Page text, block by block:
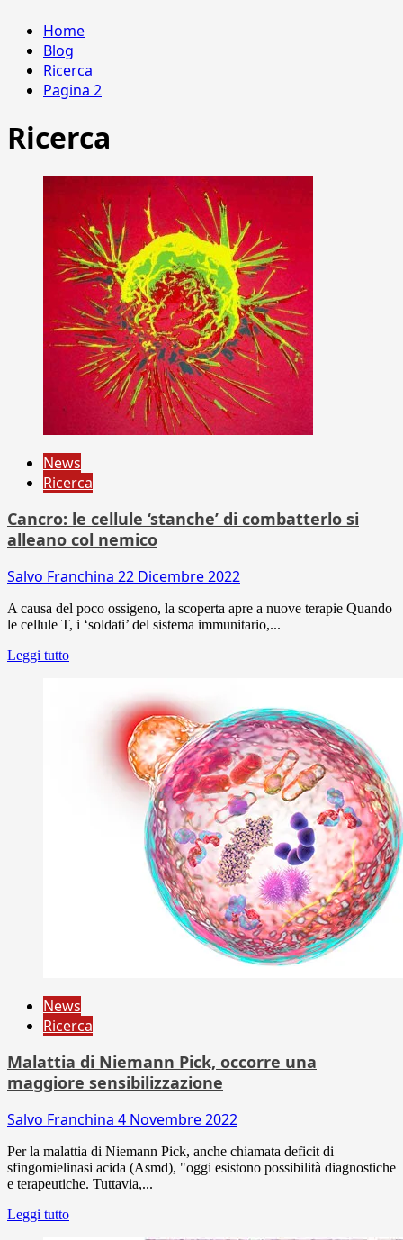
Home
Blog
Ricerca
Pagina 2
Ricerca
News
Ricerca
Cancro: le cellule ‘stanche’ di combatterlo si
alleano col nemico
Salvo Franchina 22 Dicembre 2022
A causa del poco ossigeno, la scoperta apre a nuove terapie Quando
le cellule T, i ‘soldati’ del sistema immunitario,...
Leggi tutto
News
Ricerca
Malattia di Niemann Pick, occorre una
maggiore sensibilizzazione
Salvo Franchina 4 Novembre 2022
Per la malattia di Niemann Pick, anche chiamata deficit di
sfingomielinasi acida (Asmd), "oggi esistono possibilità diagnostiche
e terapeutiche. Tuttavia,...
Leggi tutto